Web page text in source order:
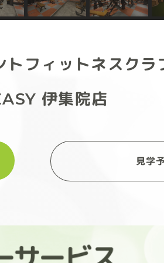
トフィットネスクラ
伊集院店
見学